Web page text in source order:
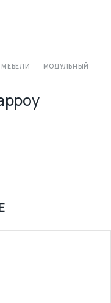
МОДУЛЬНЫЙ